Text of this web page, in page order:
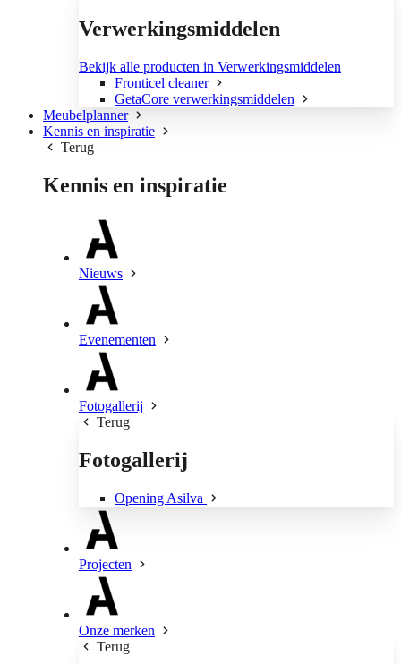
Verwerkingsmiddelen
Bekijk alle producten in Verwerkingsmiddelen
Fronticel cleaner
GetaCore verwerkingsmiddelen
Meubelplanner
Kennis en inspiratie
Terug
Kennis en inspiratie
Nieuws
Evenementen
Fotogallerij
Terug
Fotogallerij
Opening Asilva
Projecten
Onze merken
Terug